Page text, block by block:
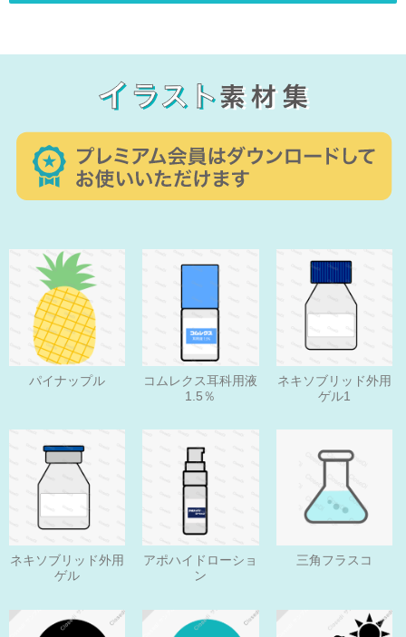
パイナップル
コムレクス耳科用液
1.5％
ネキソブリッド外用
ゲル1
ネキソブリッド外用
ゲル
アポハイドローショ
ン
三角フラスコ